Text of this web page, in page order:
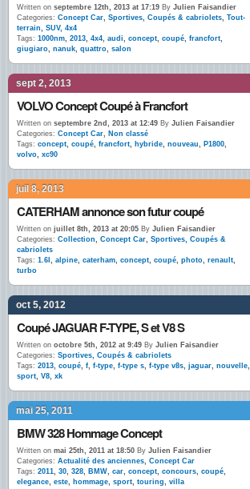
Written on septembre 12th, 2013 at 17:19 By Julien Faisandier
Categories: Concept Car, Sportives, Coupés & cabriolets, Tout-
terrain, SUV, 4x4
Tags: 1000nm, 2013, 4x4, audi, concept, coupé, francfort,
giugiaro, nanuk, quattro, salon
sept 2, 2013
VOLVO Concept Coupé à Francfort
Written on septembre 2nd, 2013 at 12:49 By Julien Faisandier
Categories: Concept Car, Non classé
Tags: concept, coupé, francfort, hybride, nouveau, P1800,
volvo, xc90
juil 8, 2013
CATERHAM annonce son futur coupé
Written on juillet 8th, 2013 at 20:05 By Julien Faisandier
Categories: Collection, Concept Car, Sportives, Coupés &
cabriolets
Tags: 1.6l , alpine, caterham, concept, coupé, photo, renault,
turbo
oct 5, 2012
Coupé JAGUAR F-TYPE, S et V8 S
Written on octobre 5th, 2012 at 9:49 By Julien Faisandier
Categories: Sportives, Coupés & cabriolets
Tags: 2013, coupé, f, f-type, f-type s, f-type v8s, jaguar, nouvelle,
sport, V8, xk
mai 25, 2011
BMW 328 Hommage Concept
Written on mai 25th, 2011 at 18:50 By Julien Faisandier
Categories: Actualité des anciennes, Concept Car
Tags: 2011, 30, 328, BMW, car, concept, concours, coupé,
elegance, este, hommage, sport, touring, villa